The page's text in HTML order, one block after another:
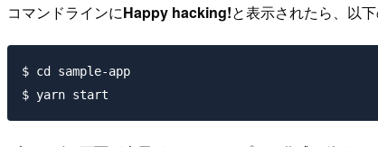
コマンドラインにHappy hacking!と表示されたら、以
$ cd sample-app